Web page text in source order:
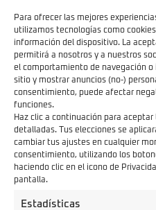
Para ofrecer las mejores
utilizamos tecnologías como
información del dispositivo. La
permitirá a nosotros y a nuestros
el comportamiento de navegación
sitio y mostrar anuncios (no-)
consentimiento, puede afectar
funciones.
Haz clic a continuación para
detalladas. Tus elecciones se
cambiar tus ajustes en cualquier
consentimiento, utilizando los
haciendo clic en el icono de
pantalla.
Estadísticas
El CUx recurre a un
180 mm. delante y detrás
que dan vida a un pequeño